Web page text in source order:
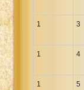
Tagalog 1905
Tagalog
Ukrainian Bible
1 3
1 4
1 5